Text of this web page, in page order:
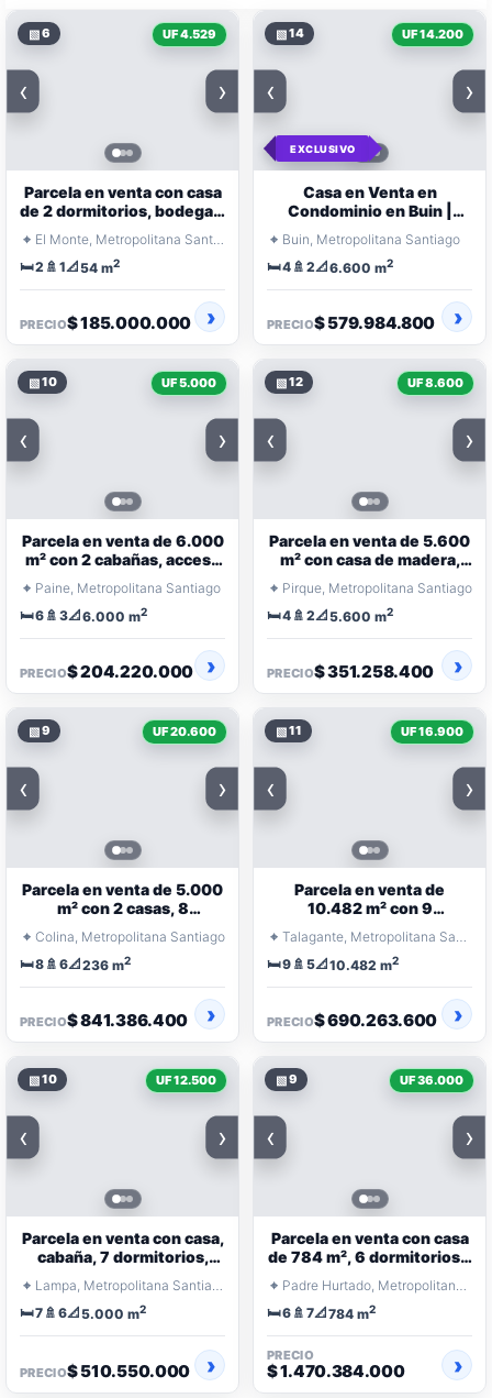
▧6 UF 4.529
‹ ›
Parcela en venta con casa
de 2 dormitorios, bodega y
⌖ El Monte, Metropolitana Santiago
🛏️2 🚿 1📐54 m2
PRECIO$ 185.000.000
▧14 UF 14.200
EXCLUSIVO
‹ ›
Casa en Venta en
Condominio en Buin |
Estilo Chileno
⌖ Buin, Metropolitana Santiago
🛏️4 🚿 2📐6.600 m2
PRECIO$ 579.984.800
▧10 UF 5.000
‹ ›
Parcela en venta de 6.000
m² con 2 cabañas, acceso
privi
⌖ Paine, Metropolitana Santiago
🛏️6 🚿 3📐6.000 m2
PRECIO$ 204.220.000
▧12 UF 8.600
‹ ›
Parcela en venta de 5.600
m² con casa de madera,
⌖ Pirque, Metropolitana Santiago
🛏️4 🚿 2📐5.600 m2
PRECIO$ 351.258.400
▧9 UF 20.600
‹ ›
Parcela en venta de 5.000
m² con 2 casas, 8
condominio
⌖ Colina, Metropolitana Santiago
🛏️8 🚿 6📐236 m2
PRECIO$ 841.386.400
▧11 UF 16.900
‹ ›
Parcela en venta de
10.482 m² con 9
terraza
⌖ Talagante, Metropolitana Santiago
🛏️9 🚿 5📐10.482 m2
PRECIO$ 690.263.600
▧10 UF 12.500
‹ ›
Parcela en venta con casa,
cabaña, 7 dormitorios,
⌖ Lampa, Metropolitana Santiago
🛏️7 🚿 6📐5.000 m2
PRECIO$ 510.550.000
▧9 UF 36.000
‹ ›
Parcela en venta con casa
de 784 m², 6 dormitorios y
⌖ Padre Hurtado, Metropolitana Santiago
🛏️6 🚿 7📐784 m2
PRECIO
$ 1.470.384.000